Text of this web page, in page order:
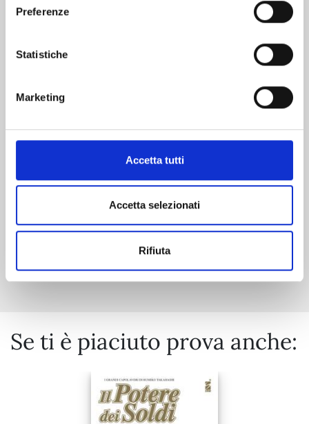
Preferenze
Statistiche
Marketing
Accetta tutti
Accetta selezionati
Rifiuta
11/11/2025
Mostra tutto
Se ti è piaciuto prova anche: